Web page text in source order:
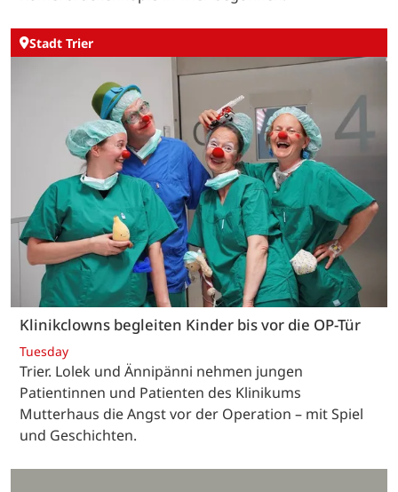
Stadt Trier
Klinikclowns begleiten Kinder bis vor die OP-Tür
Tuesday
Trier. Lolek und Ännipänni nehmen jungen
Patientinnen und Patienten des Klinikums
Mutterhaus die Angst vor der Operation – mit Spiel
und Geschichten.